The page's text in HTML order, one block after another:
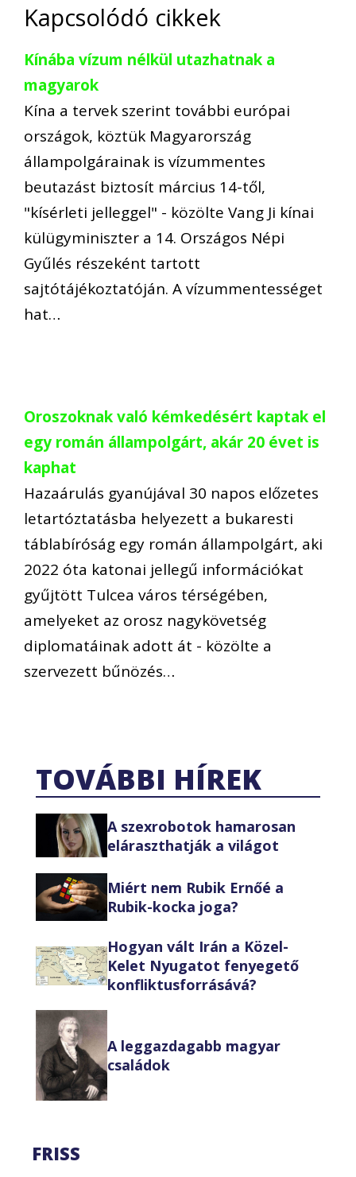
Kapcsolódó cikkek
Kínába vízum nélkül utazhatnak a
magyarok
Kína a tervek szerint további európai
országok, köztük Magyarország
állampolgárainak is vízummentes
beutazást biztosít március 14-től,
"kísérleti jelleggel" - közölte Vang Ji kínai
külügyminiszter a 14. Országos Népi
Gyűlés részeként tartott
sajtótájékoztatóján. A vízummentességet
hat…
Oroszoknak való kémkedésért kaptak el
egy román állampolgárt, akár 20 évet is
kaphat
Hazaárulás gyanújával 30 napos előzetes
letartóztatásba helyezett a bukaresti
táblabíróság egy román állampolgárt, aki
2022 óta katonai jellegű információkat
gyűjtött Tulcea város térségében,
amelyeket az orosz nagykövetség
diplomatáinak adott át - közölte a
szervezett bűnözés…
TOVÁBBI HÍREK
A szexrobotok hamarosan
eláraszthatják a világot
Miért nem Rubik Ernőé a
Rubik-kocka joga?
Hogyan vált Irán a Közel-
Kelet Nyugatot fenyegető
konfliktusforrásává?
A leggazdagabb magyar
családok
FRISS